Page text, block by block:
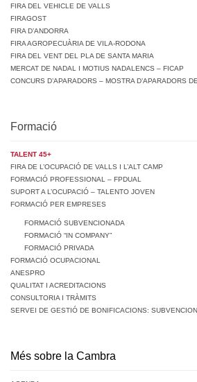
FIRA DEL VEHICLE DE VALLS
FIRAGOST
FIRA D’ANDORRA
FIRA AGROPECUÀRIA DE VILA-RODONA
FIRA DEL VENT DEL PLA DE SANTA MARIA
MERCAT DE NADAL I MOTIUS NADALENCS – FICAP
CONCURS D’APARADORS – MOSTRA D’APARADORS
Formació
TALENT 45+
FIRA DE L’OCUPACIÓ DE VALLS I L’ALT CAMP
FORMACIÓ PROFESSIONAL – FPDUAL
SUPORT A L’OCUPACIÓ – TALENTO JOVEN
FORMACIÓ PER EMPRESES
FORMACIÓ SUBVENCIONADA
FORMACIÓ “IN COMPANY”
FORMACIÓ PRIVADA
FORMACIÓ OCUPACIONAL
ANESPRO
QUALITAT I ACREDITACIONS
CONSULTORIA I TRÀMITS
SERVEI DE GESTIÓ DE BONIFICACIONS:
Més sobre la Cambra